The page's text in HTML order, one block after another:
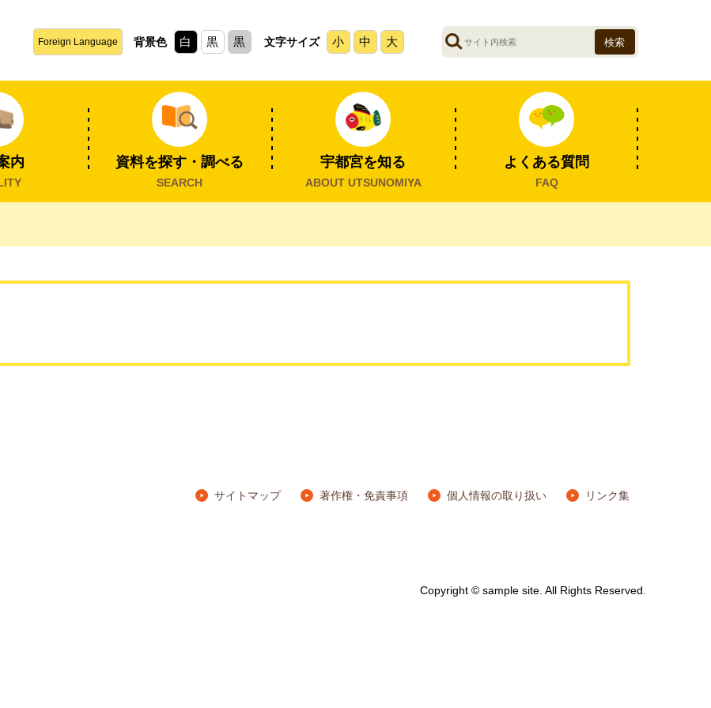
Foreign Language 背景色 白 黒 黒 文字サイズ 小 中 大
サ
イ
ト
内 資料を探す・調べる
SEARCH
宇都宮を知る
ABOUT UTSUNOMIYA
よくある質問
FAQ
サイトマップ 著作権・免責事項 個人情報の取り扱い リンク集
Copyright © sample site. All Rights Reserved.